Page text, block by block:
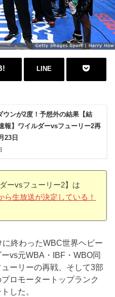
LINE
ウンが2度！予想外の結果【結
報】ワイルダーvsフューリー2再
23日
ーvsフューリー2】は
生放送が決定している！
終わったWBC世界ヘビー
vs元WBA・IBF・WBO同
ーリーの再戦、そして3部
ロモータートップランク
した。